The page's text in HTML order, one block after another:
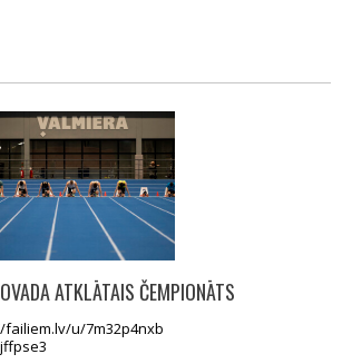
ATKLĀTAIS ČEMPIONĀTS
u/7m32p4nxb